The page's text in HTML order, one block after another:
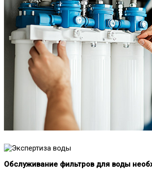
Обслуживание фильтров для воды